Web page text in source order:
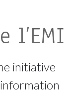
l’EMI
initiative